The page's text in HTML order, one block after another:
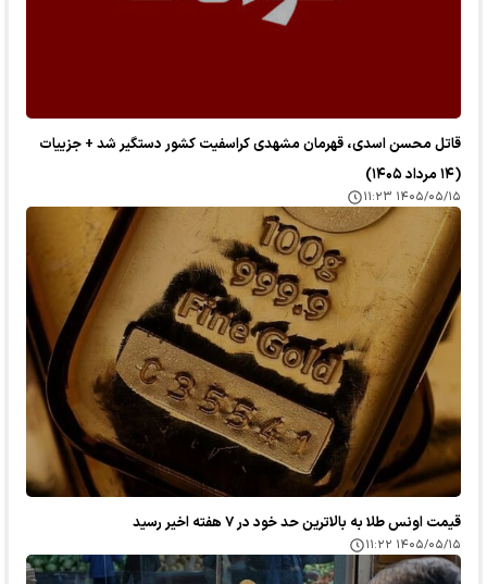
قاتل محسن اسدی، قهرمان مشهدی کراسفیت کشور دستگیر شد + جزییات
(۱۴ مرداد ۱۴۰۵)
۱۴۰۵/۰۵/۱۵ ۱۱:۲۳
قیمت اونس طلا به بالاترین حد خود در ۷ هفته اخیر رسید
۱۴۰۵/۰۵/۱۵ ۱۱:۲۲